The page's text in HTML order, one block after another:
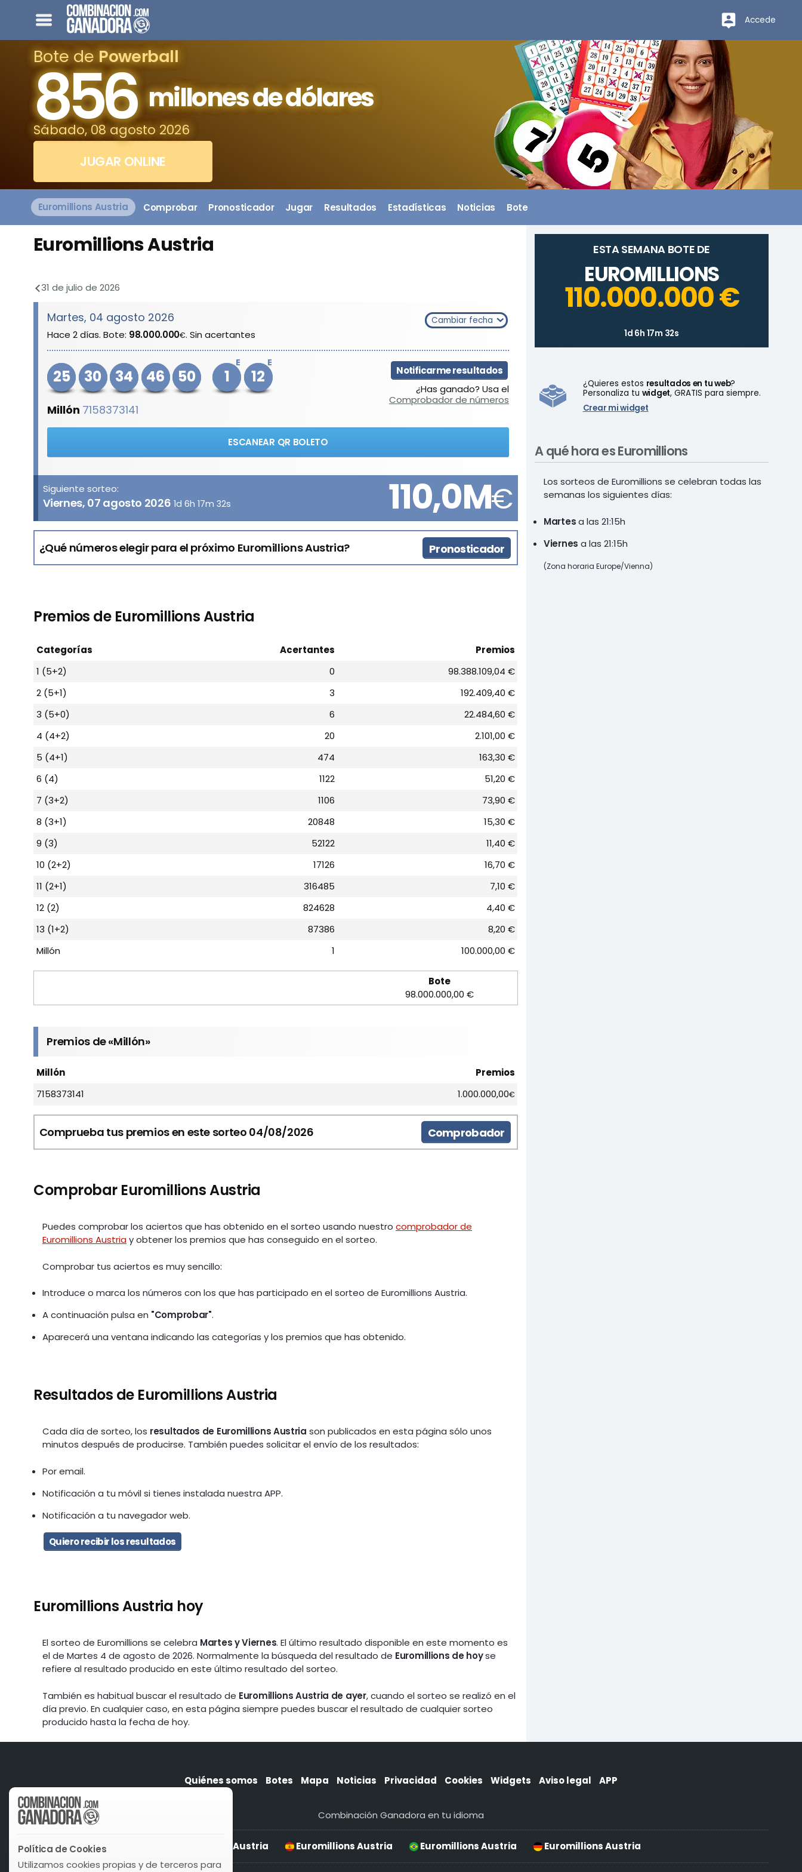
Accede
Bote de Powerball
856 millones de dólares
Sábado, 08 agosto 2026
JUGAR ONLINE
Euromillions Austria Comprobar Pronosticador Jugar Resultados Estadísticas Noticias Bote
Euromillions Austria
31 de julio de 2026
Martes, 04 agosto 2026 Cambiar fecha
Hace 2 días. Bote: 98.000.000€. Sin acertantes
25 30 34 46 50
E
1
E
12
Millón 7158373141
Notificarme resultados
¿Has ganado? Usa el
Comprobador de números
ESCANEAR QR BOLETO
Siguiente sorteo:
Viernes, 07 agosto 2026 1d 6h 17m 32s 110,0M€
¿Qué números elegir para el próximo Euromillions Austria? Pronosticador
Premios de Euromillions Austria
Categorías Acertantes
Premios
1 (5+2)
0
98.388.109,04 €
2 (5+1)
3
192.409,40 €
3 (5+0)
6
22.484,60 €
4 (4+2)
20
2.101,00 €
5 (4+1)
474
163,30 €
6 (4)
1122
51,20 €
7 (3+2)
1106
73,90 €
8 (3+1)
20848
15,30 €
9 (3)
52122
11,40 €
10 (2+2)
17126
16,70 €
11 (2+1)
316485
7,10 €
12 (2)
824628
4,40 €
13 (1+2)
87386
8,20 €
Millón
1 100.000,00 €
Bote
98.000.000,00 €
Premios de «Millón»
Millón
Premios
7158373141
1.000.000,00€
Comprueba tus premios en este sorteo 04/08/2026 Comprobador
Comprobar Euromillions Austria
Puedes comprobar los aciertos que has obtenido en el sorteo usando nuestrocomprobador de
Euromillions Austriay obtener los premios que has conseguido en el sorteo.
Comprobar tus aciertos es muy sencillo:
Introduce o marca los números con los que has participado en el sorteo de Euromillions Austria.
A continuación pulsa en "Comprobar".
Aparecerá una ventana indicando las categorías y los premios que has obtenido.
Resultados de Euromillions Austria
Cada día de sorteo, los resultados de Euromillions Austria son publicados en esta página sólo unos
minutos después de producirse. También puedes solicitar el envío de los resultados:
Por email.
Notificación a tu móvil si tienes instalada nuestra APP.
Notificación a tu navegador web.
Quiero recibir los resultados
Euromillions Austria hoy
El sorteo de Euromillions se celebra Martes y Viernes. El último resultado disponible en este momento es
el de Martes 4 de agosto de 2026. Normalmente la búsqueda del resultado de Euromillions de hoyse
refiere al resultado producido en este último resultado del sorteo.
También es habitual buscar el resultado de Euromillions Austria de ayer, cuando el sorteo se realizó en el
día previo. En cualquier caso, en esta página siempre puedes buscar el resultado de cualquier sorteo
producido hasta la fecha de hoy.
ESTA SEMANA BOTE DE
EUROMILLIONS
110.000.000 €
1d 6h 17m 32s
¿Quieres estos resultados en tu web?
Personaliza tu widget, GRATIS para siempre.
Crear mi widget
A qué hora es Euromillions
Los sorteos de Euromillions se celebran todas las
semanas los siguientes días:
Martesa las 21:15h
Viernes a las 21:15h
(Zona horaria Europe/Vienna)
Quiénes somos Botes Mapa Noticias Privacidad Cookies Widgets Aviso legal APP
Combinación Ganadora en tu idioma
Euromillions Austria Euromillions Austria Euromillions Austria Euromillions Austria
Política de Cookies
Utilizamos cookies propias y de terceros para